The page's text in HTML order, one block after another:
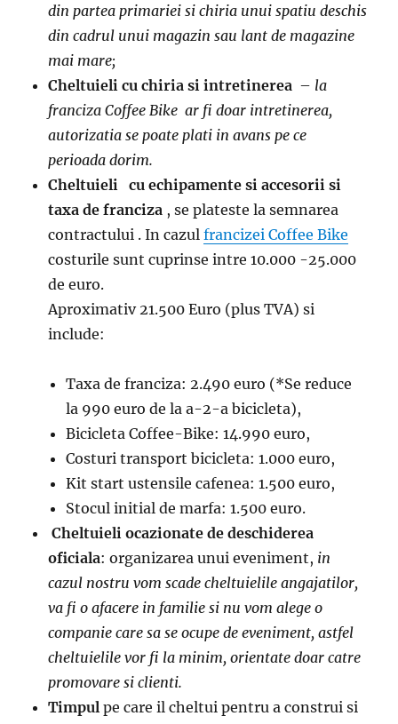
din partea primariei si chiria unui spatiu deschis
din cadrul unui magazin sau lant de magazine
mai mare;
Cheltuieli cu chiria si intretinerea – la
franciza Coffee Bike ar fi doar intretinerea,
autorizatia se poate plati in avans pe ce
perioada dorim.
Cheltuieli cu echipamente si accesorii si
taxa de franciza , se plateste la semnarea
contractului . In cazulfrancizei Coffee Bike
costurile sunt cuprinse intre 10.000 -25.000
de euro.
Aproximativ 21.500 Euro (plus TVA) si
include:
Taxa de franciza: 2.490 euro (*Se reduce
la 990 euro de la a-2-a bicicleta),
Bicicleta Coffee-Bike: 14.990 euro,
Costuri transport bicicleta: 1.000 euro,
Kit start ustensile cafenea: 1.500 euro,
Stocul initial de marfa: 1.500 euro.
Cheltuieli ocazionate de deschiderea
oficiala: organizarea unui eveniment, in
cazul nostru vom scade cheltuielile angajatilor,
va fi o afacere in familie si nu vom alege o
companie care sa se ocupe de eveniment, astfel
cheltuielile vor fi la minim, orientate doar catre
promovare si clienti.
Timpul pe care il cheltui pentru a construi si